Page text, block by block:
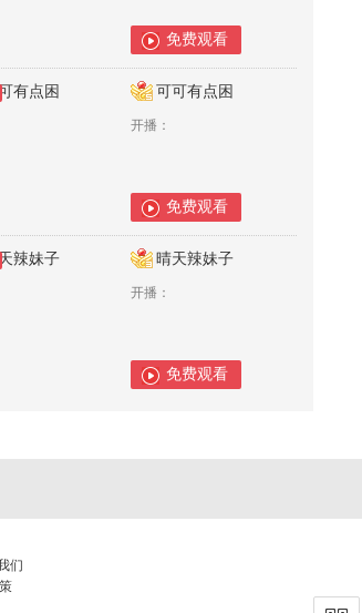
免费观看
可可有点困
开播：
免费观看
晴天辣妹子
开播：
免费观看
们